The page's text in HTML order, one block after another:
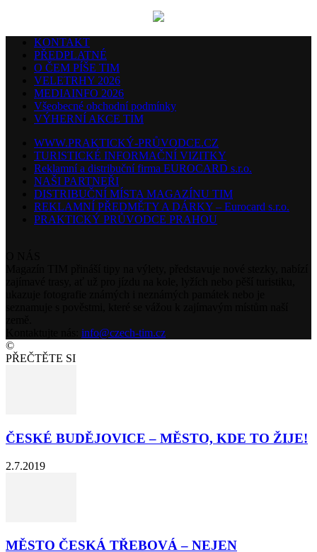
KONTAKT
PŘEDPLATNÉ
O ČEM PÍŠE TIM
VELETRHY 2026
MEDIAINFO 2026
Všeobecné obchodní podmínky
VÝHERNÍ AKCE TIM
WWW.PRAKTICKÝ-PRŮVODCE.CZ
TURISTICKÉ INFORMAČNÍ VIZITKY
Reklamní a distribuční firma EUROCARD s.r.o.
NAŠI PARTNEŘI
DISTRIBUČNÍ MÍSTA MAGAZÍNU TIM
REKLAMNÍ PŘEDMĚTY A DÁRKY – Eurocard s.r.o.
PRAKTICKÝ PRŮVODCE PRAHOU
info@czech-tim.cz
©
PŘEČTĚTE SI
ČESKÉ BUDĚJOVICE – MĚSTO, KDE TO ŽIJE!
2.7.2019
MĚSTO ČESKÁ TŘEBOVÁ – NEJEN